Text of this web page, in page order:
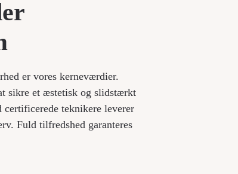
er vores kerneværdier.
sikre et æstetisk og slidstærkt
teknikere leverer
Fuld tilfredshed garanteres